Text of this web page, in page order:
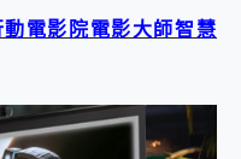
電影院電影大師智慧